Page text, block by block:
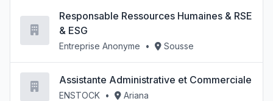
Responsable Ressources Humaines & RSE
& ESG
Entreprise Anonyme • Sousse
Assistante Administrative et Commerciale
ENSTOCK • Ariana